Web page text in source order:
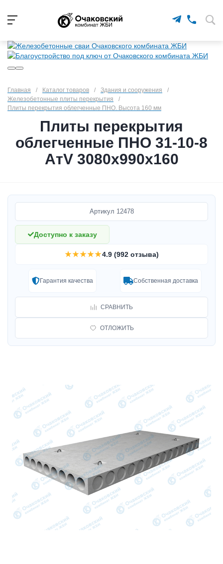
Главная / Каталог товаров / Здания и сооружения
/
Железобетонные плиты перекрытия
/
Плиты перекрытия облегченные ПНО. Высота 160 мм
Плиты перекрытия
облегченные ПНО 31-10-8
АтV 3080х990х160
Артикул 12478
Доступно к заказу
★★★★★4.9 (992 отзыва)
Гарантия качества Собственная доставка
СРАВНИТЬ
ОТЛОЖИТЬ